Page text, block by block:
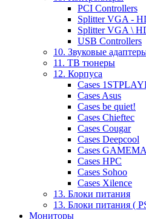
PCI Controllers
Splitter VGA -
Splitter VGA \
USB Controllers
10. Звуковые
11. ТВ тюнеры
12. Корпуса
Cases
Cases Asus
Cases be quiet!
Cases Chieftec
Cases Cougar
Cases Deepcool
Cases
Cases HPC
Cases Sohoo
Cases Xilence
13. Блоки питания
13. Блоки питания (
Мониторы